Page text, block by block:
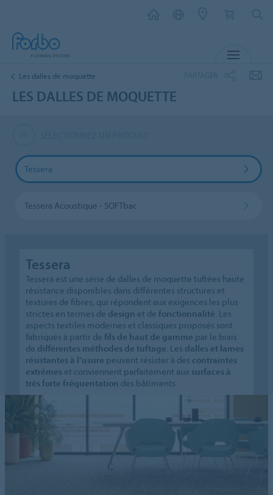
Les dalles de moquette
LES DALLES DE MOQUETTE
Tessera
Tessera Acoustique - SOFTbac
Tessera
Tessera est une série de dalles de moquette tuftées haute
résistance disponibles dans différentes structures et
textures de fibres, qui répondent aux exigences les plus
strictes en termes de design et defonctionnalité . Les
aspects textiles modernes et classiques proposés sont
fabriqués à partir defils de haut de gamme par le biais
de différentes méthodes de tuftage . Les dalles et lames
résistantes à l’usure peuvent résister à des contraintes
extrêmes et conviennent parfaitement aux surfaces à
très forte fréquentation des bâtiments.